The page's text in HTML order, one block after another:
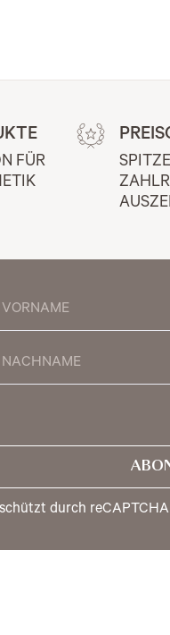
FÜR
durch reCAPTCHA